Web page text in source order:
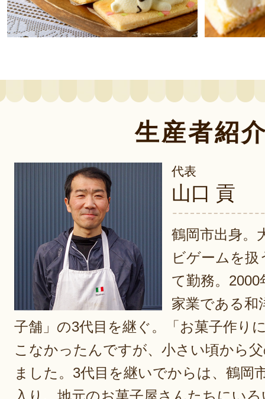
生産者紹
代表
山口 貢
鶴岡市出身。
ビゲームを扱
て勤務。
家業である和
子舗」の3代目を継ぐ。「お菓子作り
こなかったんですが、小さい頃から
ました。3代目を継いでからは、鶴岡